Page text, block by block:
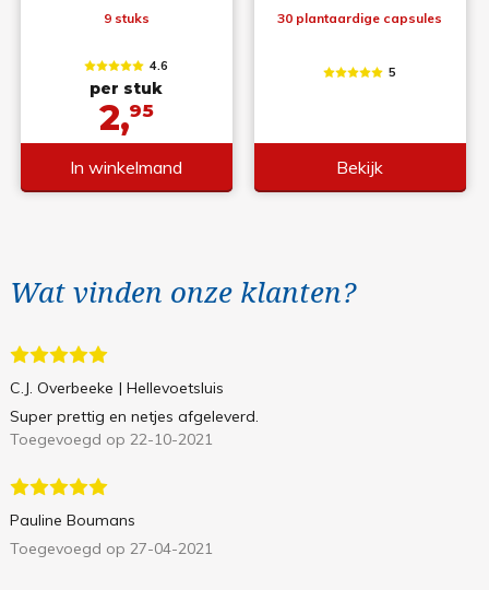
9 stuks
4.6
per stuk
2,95
In winkelmand
30 plantaardige capsules
5
Bekijk
Wat vinden onze klanten?
C.J. Overbeeke | Hellevoetsluis
Super prettig en netjes afgeleverd.
Toegevoegd op 22-10-2021
Pauline Boumans
Toegevoegd op 27-04-2021